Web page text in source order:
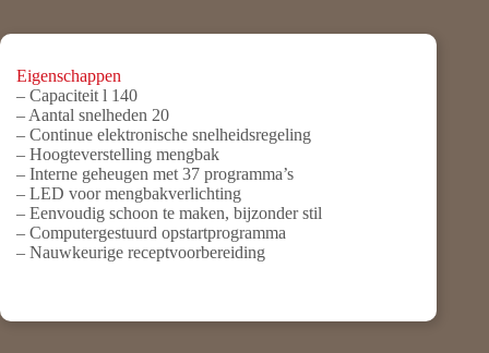
Eigenschappen
– Capaciteit l 140
– Aantal snelheden 20
– Continue elektronische snelheidsregeling
– Hoogteverstelling mengbak
– Interne geheugen met 37 programma’s
– LED voor mengbakverlichting
– Eenvoudig schoon te maken, bijzonder stil
– Computergestuurd opstartprogramma
– Nauwkeurige receptvoorbereiding